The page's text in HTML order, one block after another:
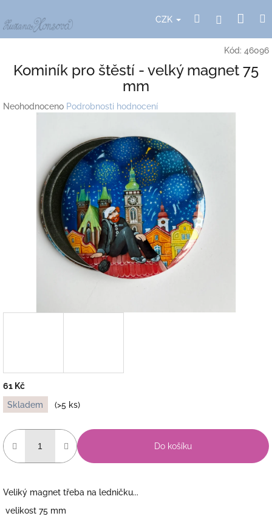
na
obsah
CZK HledatPřihlášení
Kód: 46096
Kominík pro štěstí - velký magnet 75
mm
Průměrné
hvězdiček.
Neohodnoceno Podrobnosti hodnocení
61 Kč
Měrná
cena:
Skladem (>5 ks)
Do košíku
Veliký magnet třeba na ledničku...
velikost 75 mm